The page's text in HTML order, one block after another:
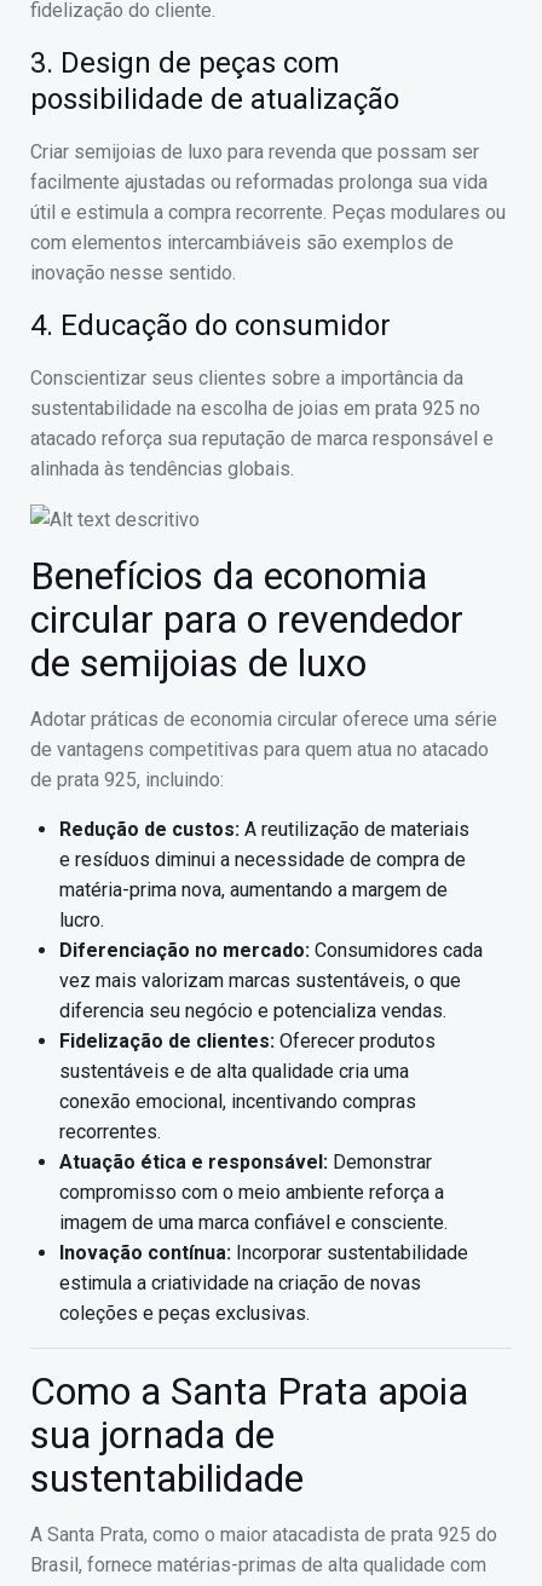
fidelização do cliente.
3. Design de peças com
possibilidade de atualização
Criar semijoias de luxo para revenda que possam ser
facilmente ajustadas ou reformadas prolonga sua vida
útil e estimula a compra recorrente. Peças modulares ou
com elementos intercambiáveis são exemplos de
inovação nesse sentido.
4. Educação do consumidor
Conscientizar seus clientes sobre a importância da
sustentabilidade na escolha de joias em prata 925 no
atacado reforça sua reputação de marca responsável e
alinhada às tendências globais.
Benefícios da economia
circular para o revendedor
de semijoias de luxo
Adotar práticas de economia circular oferece uma série
de vantagens competitivas para quem atua no atacado
de prata 925, incluindo:
Redução de custos: A reutilização de materiais
e resíduos diminui a necessidade de compra de
matéria-prima nova, aumentando a margem de
lucro.
Diferenciação no mercado: Consumidores cada
vez mais valorizam marcas sustentáveis, o que
diferencia seu negócio e potencializa vendas.
Fidelização de clientes: Oferecer produtos
sustentáveis e de alta qualidade cria uma
conexão emocional, incentivando compras
recorrentes.
Atuação ética e responsável: Demonstrar
compromisso com o meio ambiente reforça a
imagem de uma marca confiável e consciente.
Inovação contínua: Incorporar sustentabilidade
estimula a criatividade na criação de novas
coleções e peças exclusivas.
Como a Santa Prata apoia
sua jornada de
sustentabilidade
A Santa Prata, como o maior atacadista de prata 925 do
Brasil, fornece matérias-primas de alta qualidade com